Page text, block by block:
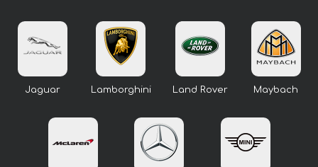
Jaguar Lamborghini Land Rover Maybach